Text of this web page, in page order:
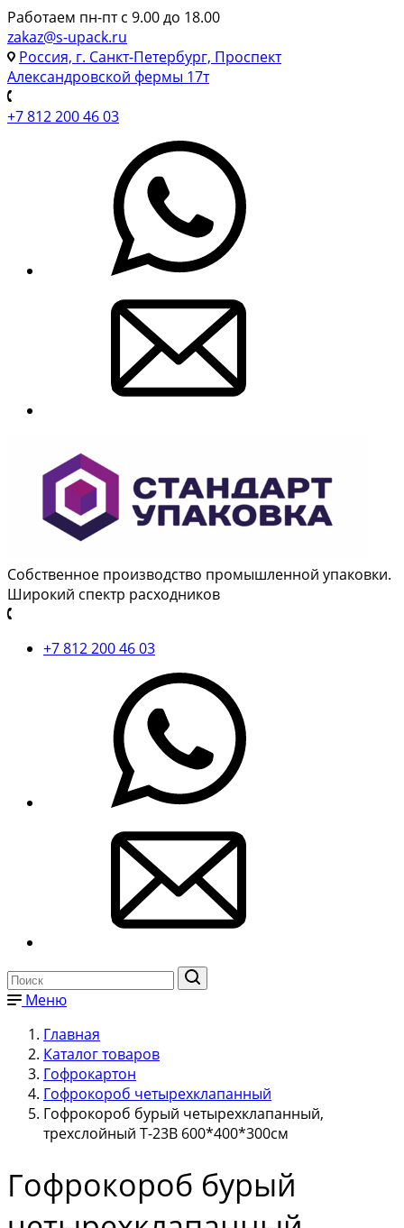
Работаем пн-пт с 9.00 до 18.00
zakaz@s-upack.ru
Россия, г. Санкт-Петербург, Проспект
Александровской фермы 17т
+7 812 200 46 03
Собственное производство промышленной упаковки.
Широкий спектр расходников
+7 812 200 46 03
Меню
Главная
Каталог товаров
Гофрокартон
Гофрокороб четырехклапанный
Гофрокороб бурый четырехклапанный,
трехслойный Т-23В 600*400*300см
Гофрокороб бурый